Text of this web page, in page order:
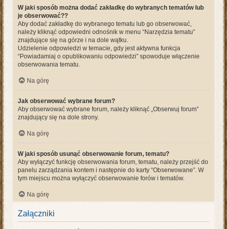
W jaki sposób można dodać zakładkę do wybranych tematów lub
je obserwować??
Aby dodać zakładkę do wybranego tematu lub go obserwować,
należy kliknąć odpowiedni odnośnik w menu “Narzędzia tematu”
znajdujące się na górze i na dole wątku.
Udzielenie odpowiedzi w temacie, gdy jest aktywna funkcja
“Powiadamiaj o opublikowaniu odpowiedzi” spowoduje włączenie
obserwowania tematu.
Na górę
Jak obserwować wybrane forum?
Aby obserwować wybrane forum, należy kliknąć „Obserwuj forum”
znajdujący się na dole strony.
Na górę
W jaki sposób usunąć obserwowanie forum, tematu?
Aby wyłączyć funkcję obserwowania forum, tematu, należy przejść do
panelu zarządzania kontem i następnie do karty “Obserwowane”. W
tym miejscu można wyłączyć obserwowanie forów i tematów.
Na górę
Załączniki